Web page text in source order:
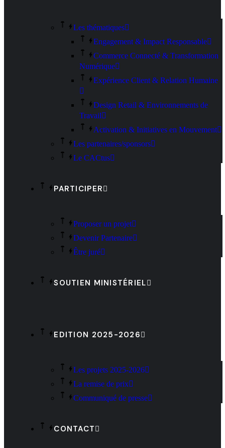
Les thématiques
Engagement & Impact Responsable
Commerce Connecté & Transformation
Numérique
Expérience Client & Relation Humaine
Design Retail & Environnements de
Travail
Activation & Initiatives en Mouvement
Les partenaires/sponsors
Le CACtus
PARTICIPER
Proposer un projet
Devenir Partenaire
Être juré
SOUTIEN MINISTÉRIEL
EDITION 2025-2026
Les projets 2025-2026
La remise de prix
Communiqué de presse
CONTACT